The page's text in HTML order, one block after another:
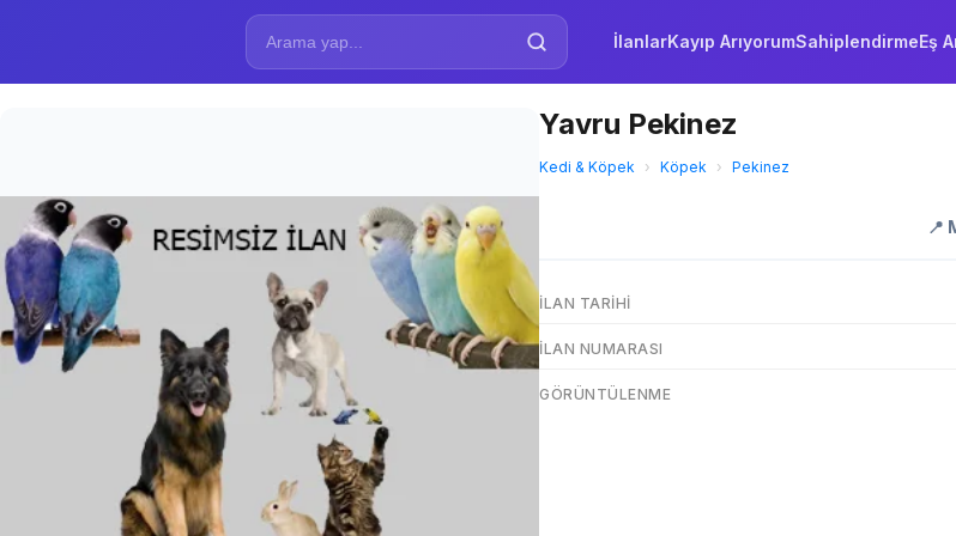
İlanlarKayıp ArıyorumSahiplendirmeEş
Yavru Pekinez
Kedi & Köpek › Köpek › Pekinez
📍
İLAN TARIHI
İLAN NUMARASI
GÖRÜNTÜLENME